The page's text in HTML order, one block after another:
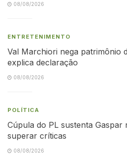
08/08/2026
ENTRETENIMENTO
Val Marchiori nega patrimônio
explica declaração
08/08/2026
POLÍTICA
Cúpula do PL sustenta Gaspar
superar críticas
08/08/2026